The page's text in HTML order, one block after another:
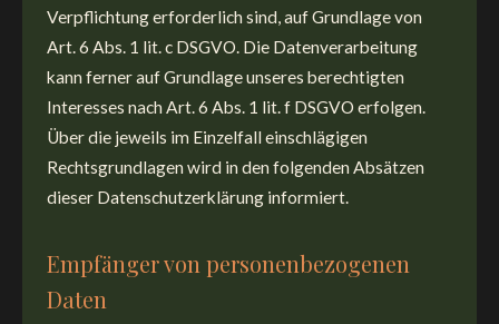
Verpflichtung erforderlich sind, auf Grundlage von
Art. 6 Abs. 1 lit. c DSGVO. Die Datenverarbeitung
kann ferner auf Grundlage unseres berechtigten
Interesses nach Art. 6 Abs. 1 lit. f DSGVO erfolgen.
Über die jeweils im Einzelfall einschlägigen
Rechtsgrundlagen wird in den folgenden Absätzen
dieser Datenschutzerklärung informiert.
Empfänger von personenbezogenen
Daten